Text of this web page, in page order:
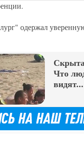
одержал
Что
видят...